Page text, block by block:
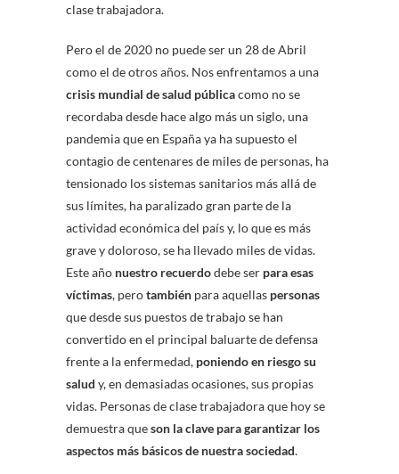
clase trabajadora.
Pero el de 2020 no puede ser un 28 de Abril
como el de otros años. Nos enfrentamos a una
crisis mundial de salud públicacomo no se
recordaba desde hace algo más un siglo, una
pandemia que en España ya ha supuesto el
contagio de centenares de miles de personas, ha
tensionado los sistemas sanitarios más allá de
sus límites, ha paralizado gran parte de la
actividad económica del país y, lo que es más
grave y doloroso, se ha llevado miles de vidas.
Este año nuestro recuerdodebe ser para esas
víctimas, perotambién para aquellas personas
que desde sus puestos de trabajo se han
convertido en el principal baluarte de defensa
frente a la enfermedad, poniendo en riesgo su
salud y, en demasiadas ocasiones, sus propias
vidas. Personas de clase trabajadora que hoy se
demuestra queson la clave para garantizar los
aspectos más básicos de nuestra sociedad.